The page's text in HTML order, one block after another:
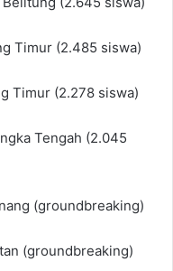
Timur (2.485 siswa)
Timur (2.278 siswa)
Tengah (2.045
(groundbreaking)
(groundbreaking)